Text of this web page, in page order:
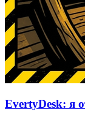
EvertyDesk: я